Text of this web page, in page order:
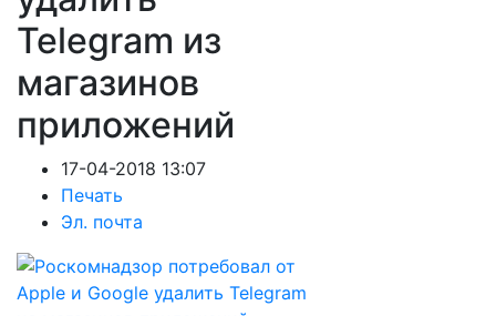
Telegram из
магазинов
приложений
17-04-2018 13:07
Печать
Эл. почта